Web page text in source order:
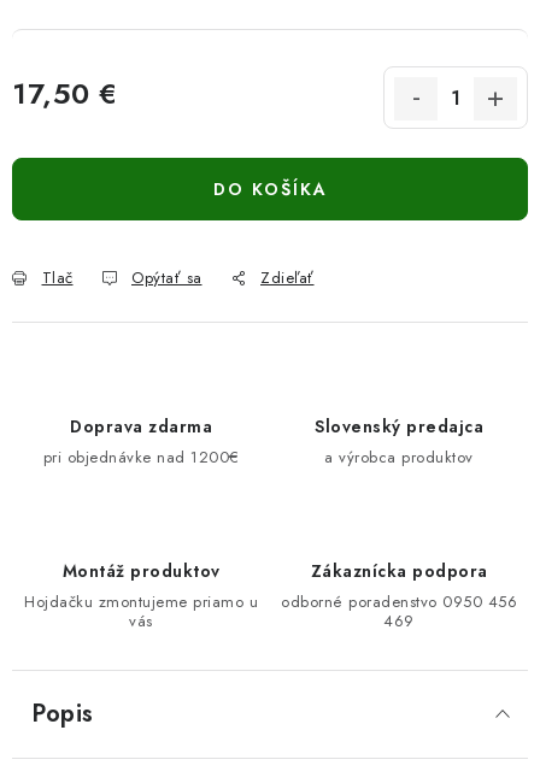
17,50 €
DO KOŠÍKA
Tlač Opýtať sa Zdieľať
Doprava zdarma
pri objednávke nad 1200€
Slovenský predajca
a výrobca produktov
Montáž produktov
Hojdačku zmontujeme priamo u
vás
Zákaznícka podpora
odborné poradenstvo 0950 456
469
Popis